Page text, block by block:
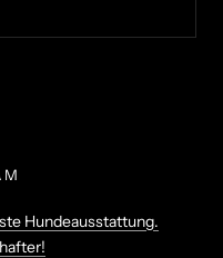
Hundeausstattung.